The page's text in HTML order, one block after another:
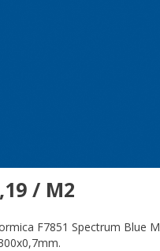
/ M2
F7851 Spectrum Blue